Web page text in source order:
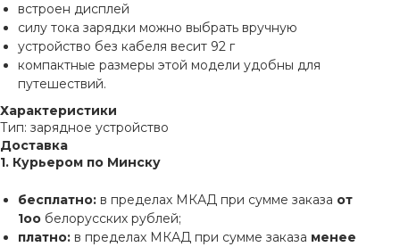
встроен дисплей
силу тока зарядки можно выбрать вручную
устройство без кабеля весит 92 г
компактные размеры этой модели удобны для
путешествий.
Характеристики
Тип: зарядное устройство
Доставка
1. Курьером по Минску
бесплатно: в пределах МКАД при сумме заказа от
1оо белорусских рублей;
платно: в пределах МКАД при сумме заказа менее